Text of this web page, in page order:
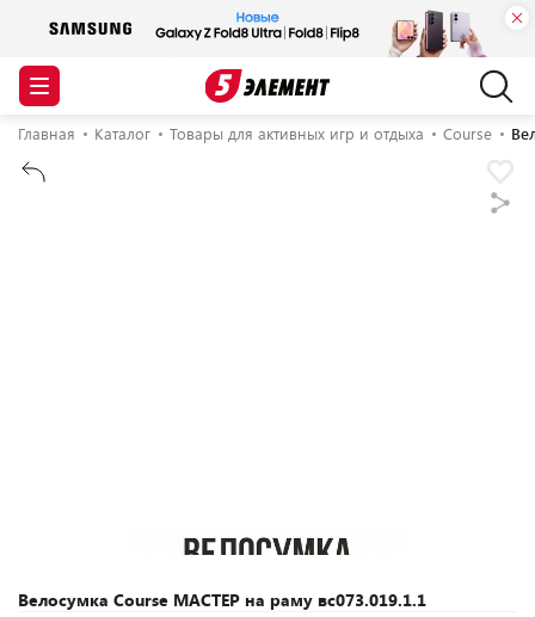
Главная Каталог Товары для активных игр и отдыха Course
Велосумка Course МАСТЕР на раму вс073.019.1.1